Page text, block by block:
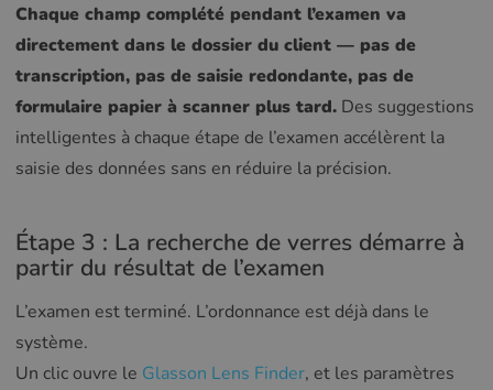
Chaque champ complété pendant l’examen va
directement dans le dossier du client — pas de
transcription, pas de saisie redondante, pas de
formulaire papier à scanner plus tard. Des suggestions
intelligentes à chaque étape de l’examen accélèrent la
saisie des données sans en réduire la précision.
Étape 3 : La recherche de verres démarre à
partir du résultat de l’examen
L’examen est terminé. L’ordonnance est déjà dans le
système.
Un clic ouvre le Glasson Lens Finder, et les paramètres